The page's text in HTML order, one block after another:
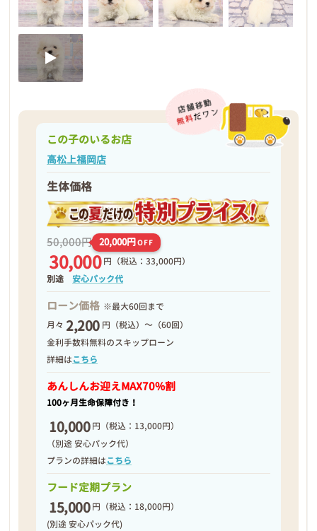
この子のいるお店
高松上福岡店
生体価格
50,000円 20,000円OFF
30,000 円 （税込：33,000円）
別途安心パック代
ローン価格 ※最大60回まで
月々 2,200 円（税込）～（60回）
金利手数料無料のスキップローン
詳細はこちら
あんしんお迎えMAX70%割
100ヶ月生命保障付き！
10,000 円 （税込：13,000円）
（別途 安心パック代）
プランの詳細はこちら
フード定期プラン
15,000 円 （税込：18,000円）
(別途 安心パック代)